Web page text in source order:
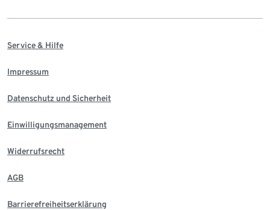
Service & Hilfe
Impressum
Datenschutz und Sicherheit
Einwilligungsmanagement
Widerrufsrecht
AGB
Barrierefreiheitserklärung